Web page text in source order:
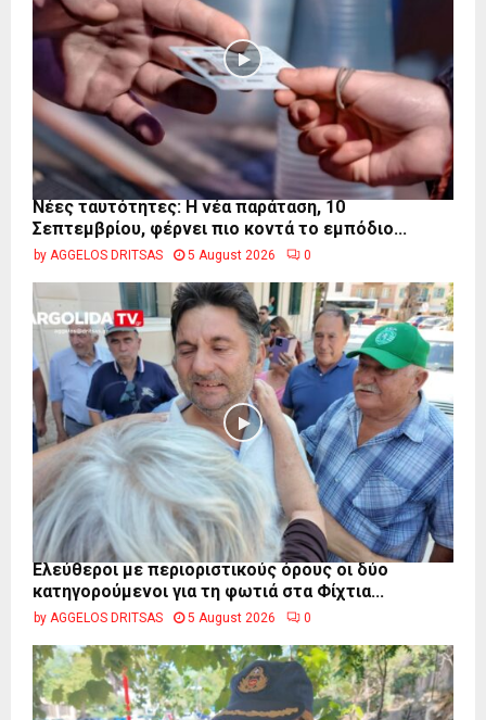
Νέες ταυτότητες: Η νέα παράταση, 10
Σεπτεμβρίου, φέρνει πιο κοντά το εμπόδιο...
by AGGELOS DRITSAS 5 August 2026 0
Ελεύθεροι με περιοριστικούς όρους οι δύο
κατηγορούμενοι για τη φωτιά στα Φίχτια...
by AGGELOS DRITSAS 5 August 2026 0